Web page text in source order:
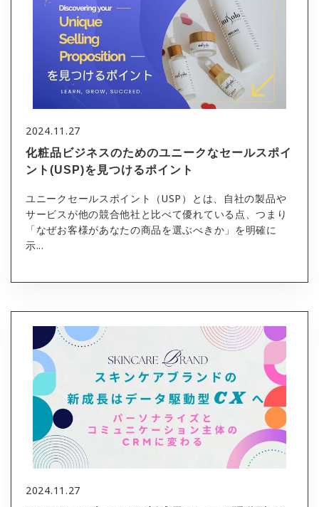
2024.11.27
化粧品ビジネスのためのユニークなセールスポイ
ント(USP)を見つけるポイント
ユニークセールスポイント（USP）とは、自社の製品や
サービスが他の競合他社と比べて優れている点、つまり
「なぜお客様があなたの商品を選ぶべきか」を明確に
示...
2024.11.27